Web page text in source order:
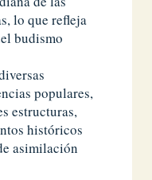
lo que refleja
budismo
populares,
estructuras,
históricos
asimilación